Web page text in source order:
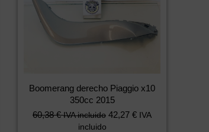
Boomerang derecho Piaggio x10
350cc 2015
60,38€ IVA incluido 42,27 € IVA
incluido